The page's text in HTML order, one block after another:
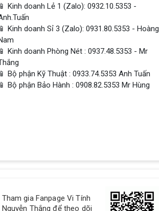
📱 Kinh doanh Lẻ 1 (Zalo): 0932.10.5353 -
📱 Kinh doanh Sỉ 3 (Zalo): 0931.80.5353 - Hoàng
📱 Kinh doanh Phòng Nét : 0937.48.5353 - Mr
📱 Bộ phận Kỹ Thuật : 0933.74.5353 Anh Tuấn
📱 Bộ phận Bảo Hành : 0908.82.5353 Mr Hùng
Tham gia Fanpage Vi Tính
Nguyễn Thắng để theo dõi
QUÀ TẶNG TƯNG BỪNG -
CHÀO MỪNG NĂM MỚI